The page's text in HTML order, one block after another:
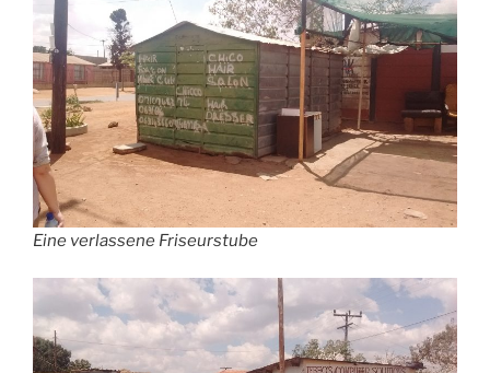
Eine verlassene Friseurstube